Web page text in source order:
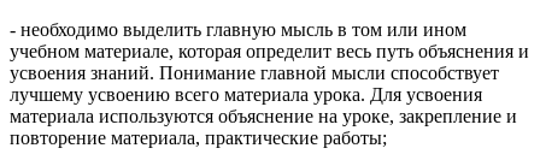
- необходимо выделить главную мысль в том или ином
учебном материале, которая определит весь путь объяснения и
усвоения знаний. Понимание главной мысли способствует
лучшему усвоению всего материала урока. Для усвоения
материала используются объяснение на уроке, закрепление и
повторение материала, практические работы;